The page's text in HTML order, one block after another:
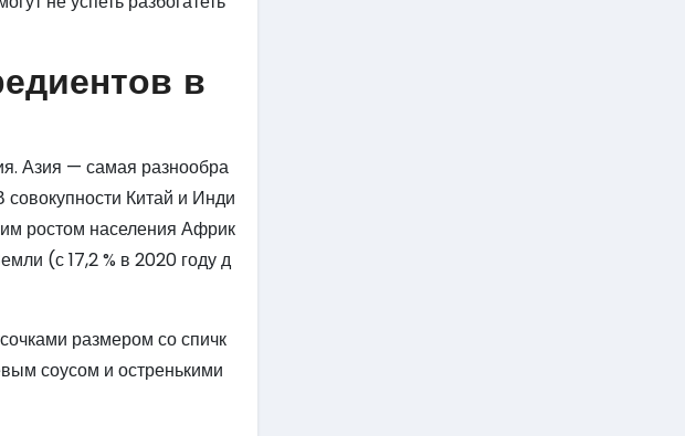
в
Азия — самая разнообра
совокупности Китай и Инди
ростом населения Африк
(с 17,2 % в 2020 году д
размером со спичк
соусом и остренькими